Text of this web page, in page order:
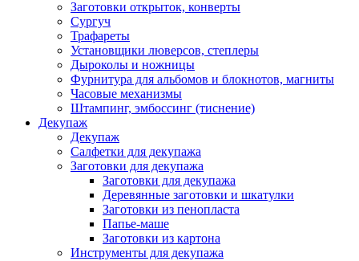
Заготовки открыток, конверты
Сургуч
Трафареты
Установщики люверсов, степлеры
Дыроколы и ножницы
Фурнитура для альбомов и блокнотов, магниты
Часовые механизмы
Штампинг, эмбоссинг (тиснение)
Декупаж
Декупаж
Салфетки для декупажа
Заготовки для декупажа
Заготовки для декупажа
Деревянные заготовки и шкатулки
Заготовки из пенопласта
Папье-маше
Заготовки из картона
Инструменты для декупажа